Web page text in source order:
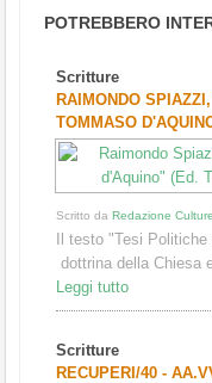
POTREBBERO
Scritture
RAIMONDO
TOMMASO
Scritto da Redazione
Il testo "Tesi
dottrina della Chiesa
Leggi tutto
Scritture
RECUPERI/40 -